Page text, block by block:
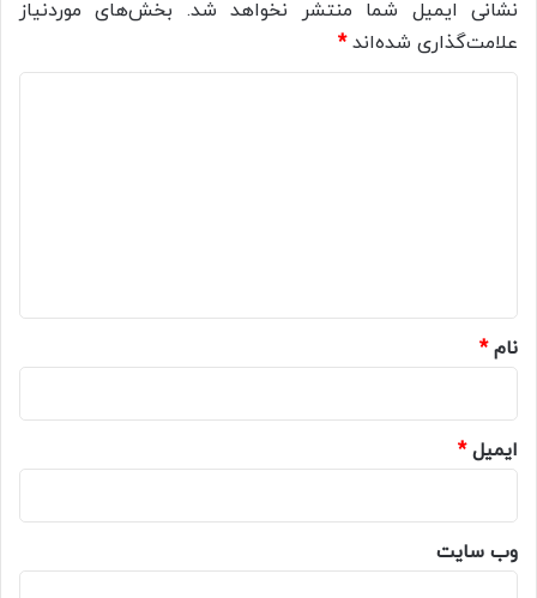
نشانی ایمیل شما منتشر نخواهد شد. بخش‌های موردنیاز
علامت‌گذاری شده‌اند*
نام*
ایمیل*
وب‌ سایت